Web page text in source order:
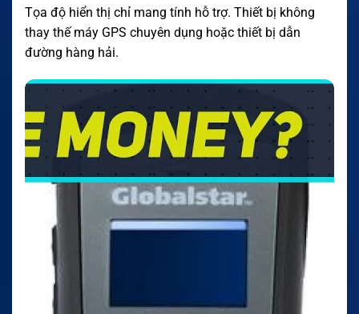
Tọa độ hiển thị chỉ mang tính hỗ trợ. Thiết bị không
thay thế máy GPS chuyên dụng hoặc thiết bị dẫn
đường hàng hải.